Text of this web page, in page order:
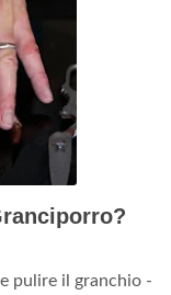
pulire il granchio -